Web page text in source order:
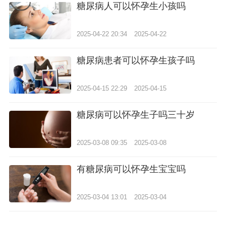
糖尿病人可以怀孕生小孩吗
2025-04-22 20:34 2025-04-22
糖尿病患者可以怀孕生孩子吗
2025-04-15 22:29 2025-04-15
糖尿病可以怀孕生子吗三十岁
2025-03-08 09:35 2025-03-08
有糖尿病可以怀孕生宝宝吗
2025-03-04 13:01 2025-03-04